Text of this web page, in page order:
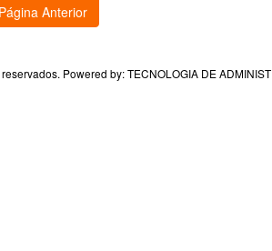
Página Anterior
Powered by: TECNOLOGIA DE